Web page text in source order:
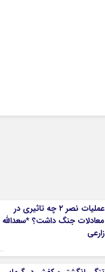
عملیات نصر ۲ چه تاثیری در
معادلات جنگ داشت؟ *سعدالله
زارعی